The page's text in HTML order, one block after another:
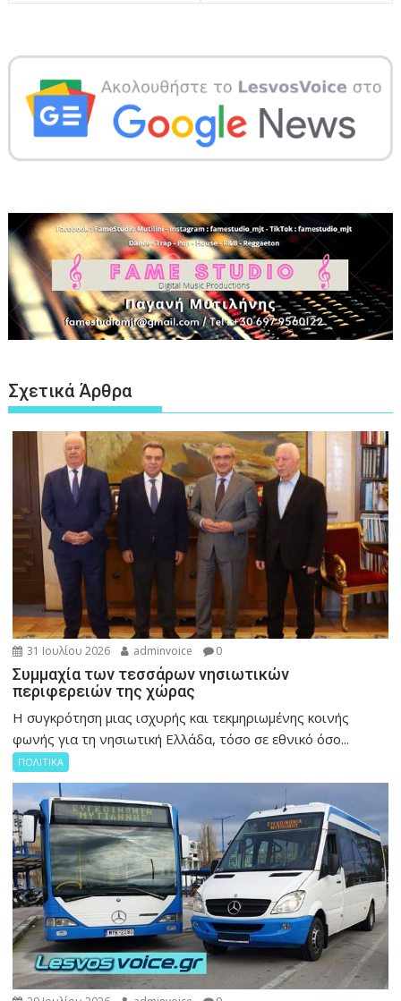
Σχετικά Άρθρα
31 Ιουλίου 2026 adminvoice 0
Συμμαχία των τεσσάρων νησιωτικών
περιφερειών της χώρας
Η συγκρότηση μιας ισχυρής και τεκμηριωμένης κοινής
φωνής για τη νησιωτική Ελλάδα, τόσο σε εθνικό όσο...
ΠΟΛΙΤΙΚΑ